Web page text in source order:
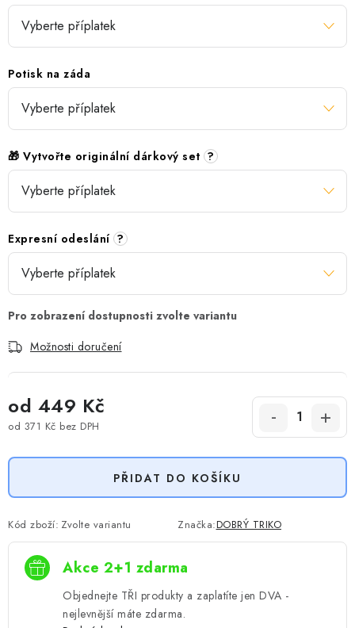
Potisk na záda
🎁 Vytvořte originální dárkový set ?
Expresní odeslání ?
Možnosti doručení
od 449 Kč
od 371 Kč bez DPH
PŘIDAT DO KOŠÍKU
Kód zboží: Zvolte variantu Značka:DOBRÝ TRIKO
Akce 2+1 zdarma
Objednejte TŘI produkty a zaplatíte jen DVA -
nejlevnější máte zdarma.